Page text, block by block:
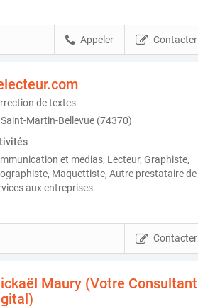
Contacter
Appeler
de textes
Saint-Martin-Bellevue (74370)
et medias, Lecteur, Graphiste,
Maquettiste, Autre prestataire de
aux entreprises.
Contacter
Maury (Votre Consultant